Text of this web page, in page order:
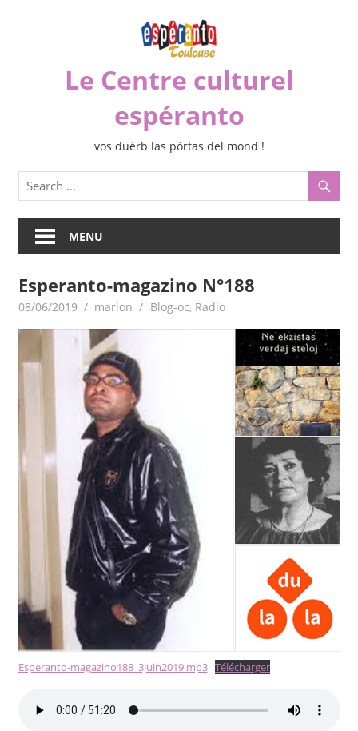
Le Centre culturel
espéranto
vos duèrb las pòrtas del mond !
MENU
Esperanto-magazino N°188
08/06/2019 marion Blog-oc, Radio
Esperanto-magazino188_3juin2019.mp3 Télécharger